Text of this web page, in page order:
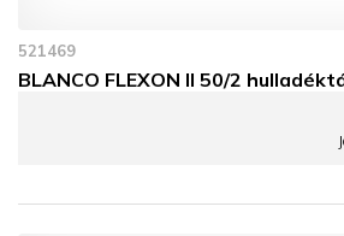
521469
BLANCO FLEXON II 50/2